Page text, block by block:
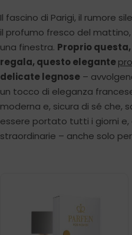
Il fascino di Parigi, il rumore
il profumo fresco del
una finestra. Proprio
regala, questo elegante
delicate legnose –
un tocco di eleganza
moderna e, sicura di sé che,
essere portato tutti i giorni
straordinarie – anche solo